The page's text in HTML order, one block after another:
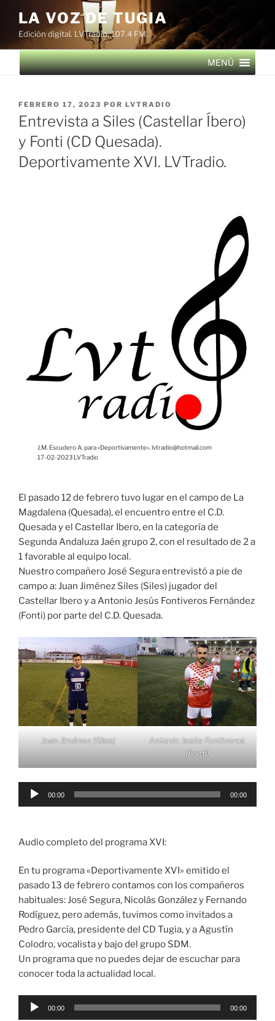
contenido
LA VOZ DE TUGIA
Edición digital. LVTradio, 107.4 FM.
MENÚ
PUBLICADO
EL
FEBRERO 17, 2023 POR LVTRADIO
Entrevista a Siles (Castellar Íbero)
y Fonti (CD Quesada).
Deportivamente XVI. LVTradio.
J.M. Escudero A. para «Deportivamente». lvtradio@hotmail.com
17-02-2023 LVTradio
El pasado 12 de febrero tuvo lugar en el campo de La
Magdalena (Quesada), el encuentro entre el C.D.
Quesada y el Castellar Ibero, en la categoría de
Segunda Andaluza Jaén grupo 2, con el resultado de 2 a
1 favorable al equipo local.
Nuestro compañero José Segura entrevistó a pie de
campo a: Juan Jiménez Siles (Siles) jugador del
Castellar Ibero y a Antonio Jesús Fontiveros Fernández
(Fonti) por parte del C.D. Quesada.
Juan Jiménez (Siles)
Antonio Jesús Fontiveros
(Fonti)
Reproductor
00:00 00:00
Audio completo del programa XVI:
En tu programa «Deportivamente XVI» emitido el
pasado 13 de febrero contamos con los compañeros
habituales: José Segura, Nicolás González y Fernando
Rodíguez, pero además, tuvimos como invitados a
Pedro García, presidente del CD Tugia, y a Agustín
Colodro, vocalista y bajo del grupo SDM.
Un programa que no puedes dejar de escuchar para
conocer toda la actualidad local.
Reproductor
00:00 00:00